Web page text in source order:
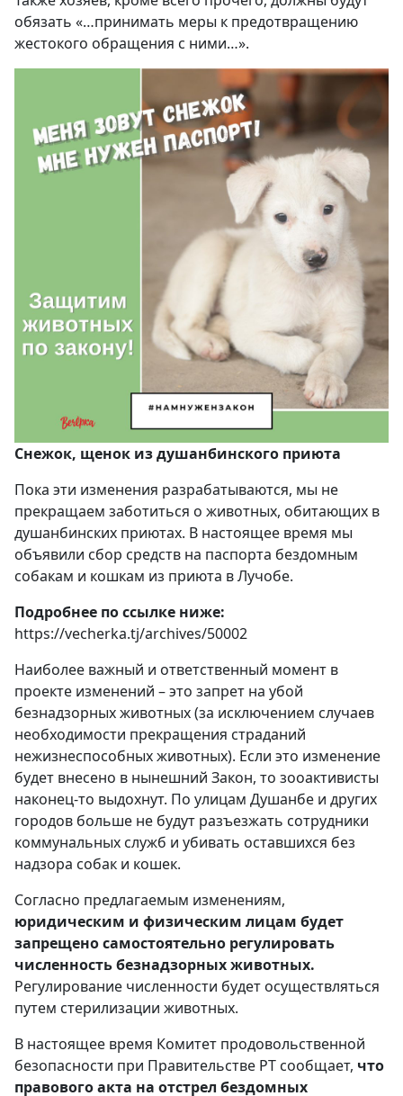
обязать «…принимать меры к предотвращению
жестокого обращения с ними…».
Снежок, щенок из душанбинского приюта
Пока эти изменения разрабатываются, мы не
прекращаем заботиться о животных, обитающих в
душанбинских приютах. В настоящее время мы
объявили сбор средств на паспорта бездомным
собакам и кошкам из приюта в Лучобе.
Подробнее по ссылке ниже:
https://vecherka.tj/archives/50002
Наиболее важный и ответственный момент в
проекте изменений – это запрет на убой
безнадзорных животных (за исключением случаев
необходимости прекращения страданий
нежизнеспособных животных). Если это изменение
будет внесено в нынешний Закон, то зооактивисты
наконец-то выдохнут. По улицам Душанбе и других
городов больше не будут разъезжать сотрудники
коммунальных служб и убивать оставшихся без
надзора собак и кошек.
Согласно предлагаемым изменениям,
юридическим и физическим лицам будет
запрещено самостоятельно регулировать
численность безнадзорных животных.
Регулирование численности будет осуществляться
путем стерилизации животных.
В настоящее время Комитет продовольственной
безопасности при Правительстве РТ сообщает, что
правового акта на отстрел бездомных